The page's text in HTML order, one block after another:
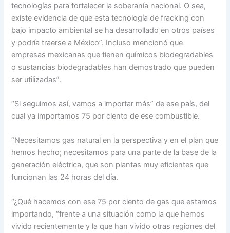
tecnologías para fortalecer la soberanía nacional. O sea,
existe evidencia de que esta tecnología de fracking con
bajo impacto ambiental se ha desarrollado en otros países
y podría traerse a México”. Incluso mencionó que
empresas mexicanas que tienen químicos biodegradables
o sustancias biodegradables han demostrado que pueden
ser utilizadas”.
“Si seguimos así, vamos a importar más” de ese país, del
cual ya importamos 75 por ciento de ese combustible.
“Necesitamos gas natural en la perspectiva y en el plan que
hemos hecho; necesitamos para una parte de la base de la
generación eléctrica, que son plantas muy eficientes que
funcionan las 24 horas del día.
“¿Qué hacemos con ese 75 por ciento de gas que estamos
importando, “frente a una situación como la que hemos
vivido recientemente y la que han vivido otras regiones del